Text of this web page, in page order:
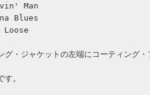
Man
Blues
Loose
グ・ジャケットの左端にコーティング
す。